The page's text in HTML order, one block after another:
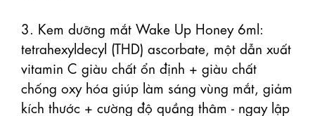
3. Kem dưỡng mắt Wake Up Honey 6ml:
tetrahexyldecyl (THD) ascorbate, một dẫn xuất
vitamin C giàu chất ổn định + giàu chất
chống oxy hóa giúp làm sáng vùng mắt, giảm
kích thước + cường độ quầng thâm - ngay lập